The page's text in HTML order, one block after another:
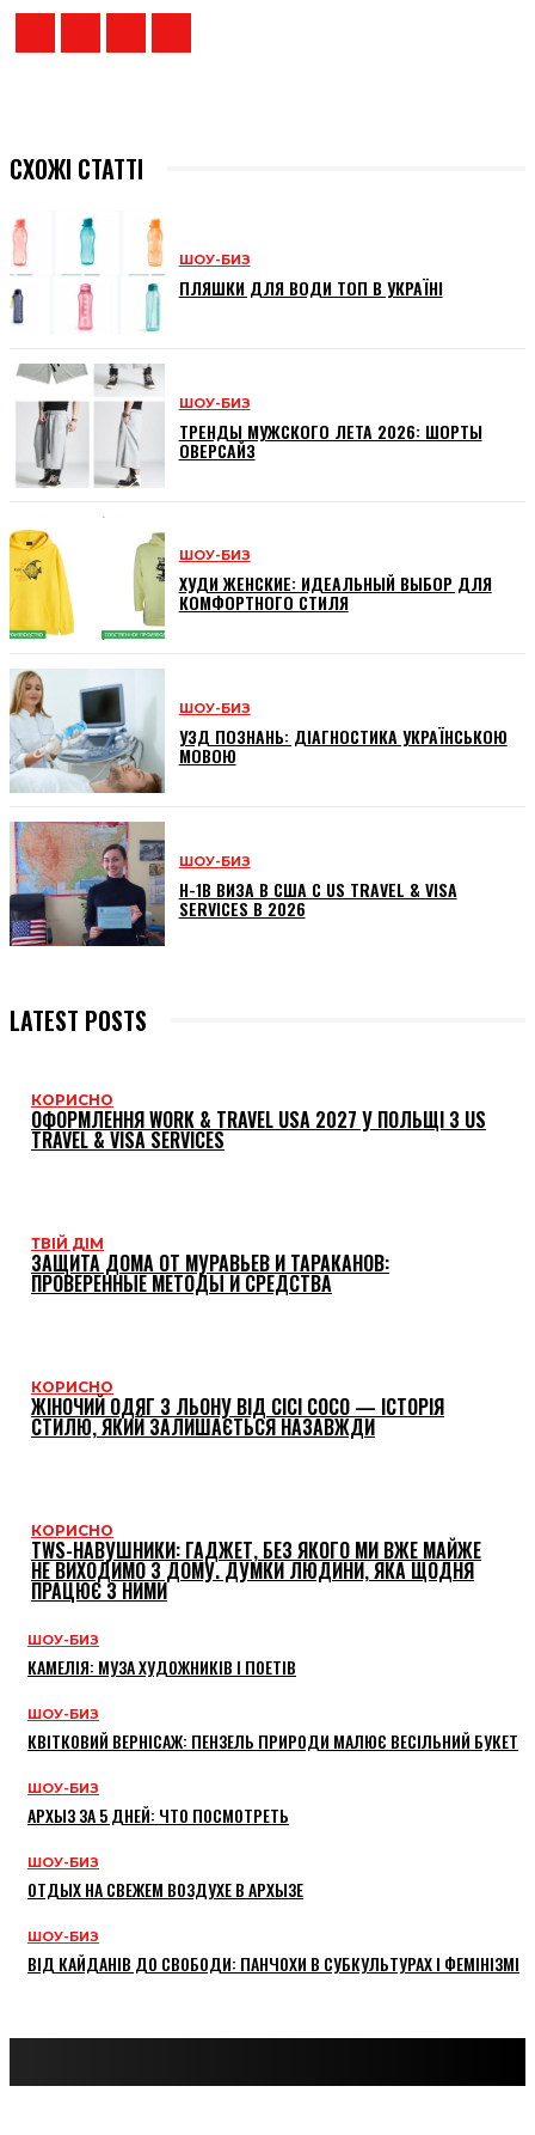
СХОЖІ СТАТТІ
ШОУ-БИЗ
ПЛЯШКИ ДЛЯ ВОДИ ТОП В УКРАЇНІ
ШОУ-БИЗ
ТРЕНДЫ МУЖСКОГО ЛЕТА 2026: ШОРТЫ
ОВЕРСАЙЗ
ШОУ-БИЗ
ХУДИ ЖЕНСКИЕ: ИДЕАЛЬНЫЙ ВЫБОР ДЛЯ
КОМФОРТНОГО СТИЛЯ
ШОУ-БИЗ
УЗД ПОЗНАНЬ: ДІАГНОСТИКА УКРАЇНСЬКОЮ
МОВОЮ
ШОУ-БИЗ
H-1B ВИЗА В США С US TRAVEL & VISA
SERVICES В 2026
LATEST POSTS
КОРИСНО
ОФОРМЛЕННЯ WORK & TRAVEL USA 2027 У ПОЛЬЩІ З US
TRAVEL & VISA SERVICES
ТВІЙ ДІМ
ЗАЩИТА ДОМА ОТ МУРАВЬЕВ И ТАРАКАНОВ:
ПРОВЕРЕННЫЕ МЕТОДЫ И СРЕДСТВА
КОРИСНО
ЖІНОЧИЙ ОДЯГ З ЛЬОНУ ВІД CICI COCO — ІСТОРІЯ
СТИЛЮ, ЯКИЙ ЗАЛИШАЄТЬСЯ НАЗАВЖДИ
КОРИСНО
TWS-НАВУШНИКИ: ГАДЖЕТ, БЕЗ ЯКОГО МИ ВЖЕ МАЙЖЕ
НЕ ВИХОДИМО З ДОМУ. ДУМКИ ЛЮДИНИ, ЯКА ЩОДНЯ
ПРАЦЮЄ З НИМИ
ШОУ-БИЗ
КАМЕЛІЯ: МУЗА ХУДОЖНИКІВ І ПОЕТІВ
ШОУ-БИЗ
КВІТКОВИЙ ВЕРНІСАЖ: ПЕНЗЕЛЬ ПРИРОДИ МАЛЮЄ ВЕСІЛЬНИЙ БУКЕТ
ШОУ-БИЗ
АРХЫЗ ЗА 5 ДНЕЙ: ЧТО ПОСМОТРЕТЬ
ШОУ-БИЗ
ОТДЫХ НА СВЕЖЕМ ВОЗДУХЕ В АРХЫЗЕ
ШОУ-БИЗ
ВІД КАЙДАНІВ ДО СВОБОДИ: ПАНЧОХИ В СУБКУЛЬТУРАХ І ФЕМІНІЗМІ